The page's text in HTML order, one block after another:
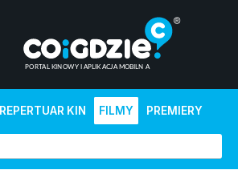
REPERTUAR KIN FILMY PREMIERY